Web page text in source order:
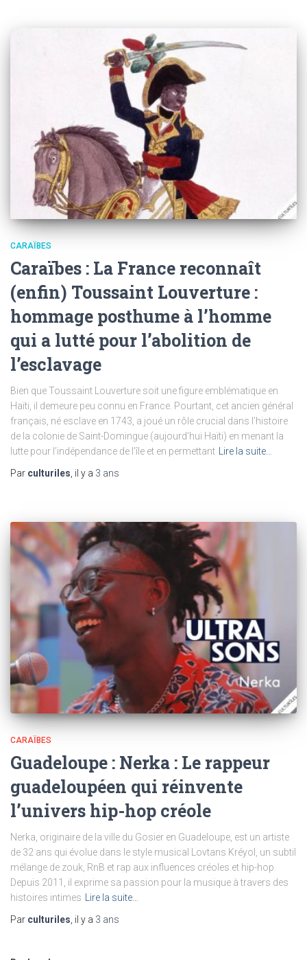
CARAÏBES
Caraïbes : La France reconnaît
(enfin) Toussaint Louverture :
hommage posthume à l’homme
qui a lutté pour l’abolition de
l’esclavage
Bien que Toussaint Louverture soit une figure emblématique en
Haïti, il demeure peu connu en France. Pourtant, cet ancien général
français, né esclave en 1743, a joué un rôle crucial dans l’histoire
de la colonie de Saint-Domingue (aujourd’hui Haïti) en menant la
lutte pour l’indépendance de l’île et en permettant Lire la suite…
Par culturiles, il y a 3 ans
CARAÏBES
Guadeloupe : Nerka : Le rappeur
guadeloupéen qui réinvente
l’univers hip-hop créole
Nerka, originaire de la ville du Gosier en Guadeloupe, est un artiste
de 32 ans qui évolue dans le style musical Lovtans Kréyol, un subtil
mélange de zouk, RnB et rap aux influences créoles et hip-hop.
Depuis 2011, il exprime sa passion pour la musique à travers des
histoires intimes
Lire la suite…
Par culturiles , il y a 3 ans